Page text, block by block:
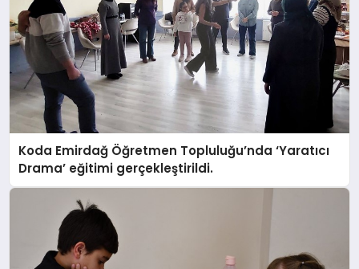
Koda Emirdağ Öğretmen Topluluğu’nda ‘Yaratıcı
Drama’ eğitimi gerçekleştirildi.